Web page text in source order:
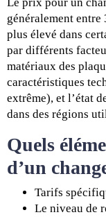
généralement
plus élevé dans
par différents
matériaux des
caractéristiques
extrême), et l’état
dans des régions
Quels
d’un
Tarifs
Le niveau de